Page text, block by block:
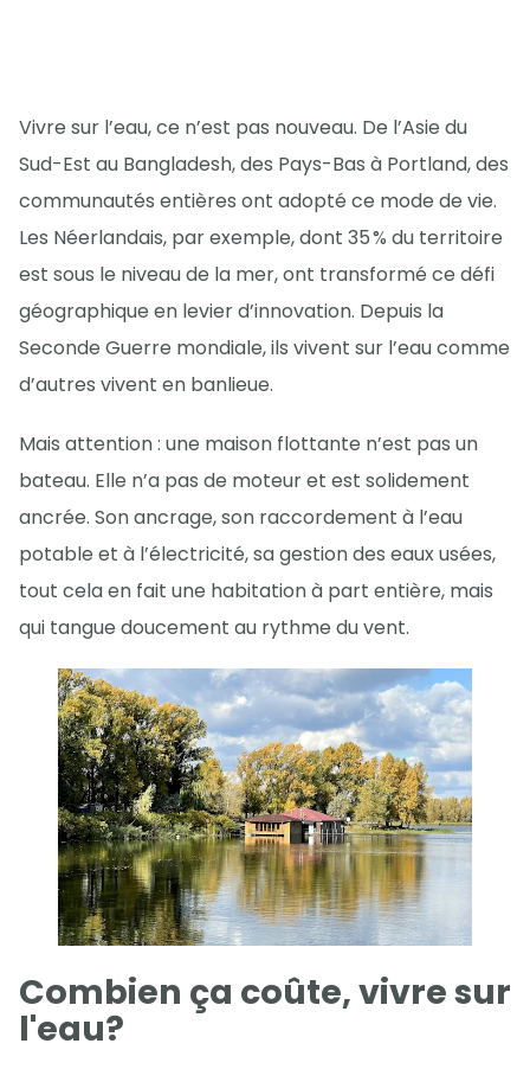
Vivre sur l’eau, ce n’est pas nouveau. De l’Asie du
Sud-Est au Bangladesh, des Pays-Bas à Portland, des
communautés entières ont adopté ce mode de vie.
Les Néerlandais, par exemple, dont 35 % du territoire
est sous le niveau de la mer, ont transformé ce défi
géographique en levier d’innovation. Depuis la
Seconde Guerre mondiale, ils vivent sur l’eau comme
d’autres vivent en banlieue.
Mais attention : une maison flottante n’est pas un
bateau. Elle n’a pas de moteur et est solidement
ancrée. Son ancrage, son raccordement à l’eau
potable et à l’électricité, sa gestion des eaux usées,
tout cela en fait une habitation à part entière, mais
qui tangue doucement au rythme du vent.
Combien ça coûte, vivre sur
l'eau?